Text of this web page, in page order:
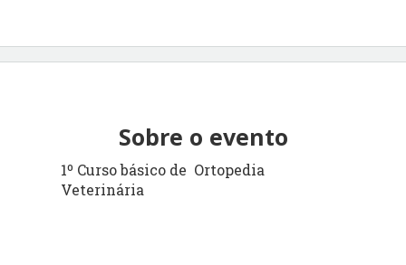
Sobre o evento
1º Curso básico de Ortopedia
Veterinária